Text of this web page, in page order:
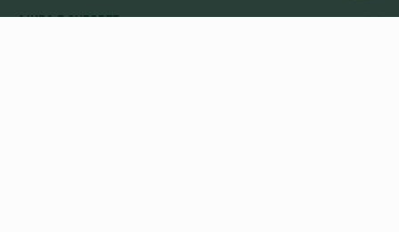
AJUDA E SUPORTE